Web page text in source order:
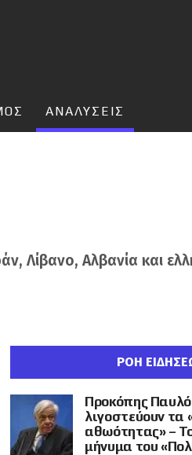
ΑΝΑΛΥΣΕΙΣ
Λίβανο, Αλβανία και
ΡΟΗ
Προκόπης
λιγοστεύουν τα
αθωότητας» –
μήνυμα του